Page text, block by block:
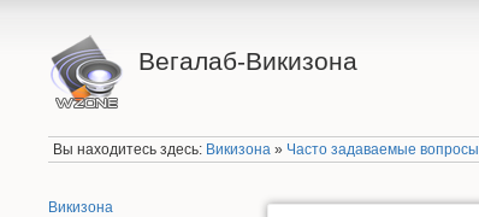
Вегалаб-Викизона
Вы находитесь здесь: Викизона » Часто задаваемые вопросы
Викизона